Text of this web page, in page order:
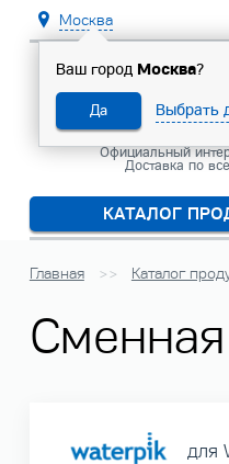
Москва
Ваш город Москва?
Да Выбрать
Официальный
Доставка по
КАТАЛОГ
Главная Каталог
для